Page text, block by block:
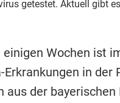
getestet. Aktuell gibt
Wochen ist
Erkrankungen in
aus der